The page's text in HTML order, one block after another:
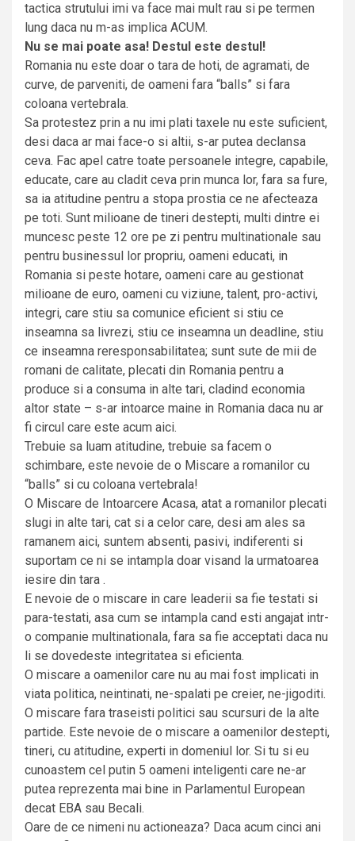
tactica strutului imi va face mai mult rau si pe termen
lung daca nu m-as implica ACUM.
Nu se mai poate asa! Destul este destul!
Romania nu este doar o tara de hoti, de agramati, de
curve, de parveniti, de oameni fara “balls” si fara
coloana vertebrala.
Sa protestez prin a nu imi plati taxele nu este suficient,
desi daca ar mai face-o si altii, s-ar putea declansa
ceva. Fac apel catre toate persoanele integre, capabile,
educate, care au cladit ceva prin munca lor, fara sa fure,
sa ia atitudine pentru a stopa prostia ce ne afecteaza
pe toti. Sunt milioane de tineri destepti, multi dintre ei
muncesc peste 12 ore pe zi pentru multinationale sau
pentru businessul lor propriu, oameni educati, in
Romania si peste hotare, oameni care au gestionat
milioane de euro, oameni cu viziune, talent, pro-activi,
integri, care stiu sa comunice eficient si stiu ce
inseamna sa livrezi, stiu ce inseamna un deadline, stiu
ce inseamna reresponsabilitatea; sunt sute de mii de
romani de calitate, plecati din Romania pentru a
produce si a consuma in alte tari, cladind economia
altor state – s-ar intoarce maine in Romania daca nu ar
fi circul care este acum aici.
Trebuie sa luam atitudine, trebuie sa facem o
schimbare, este nevoie de o Miscare a romanilor cu
“balls” si cu coloana vertebrala!
O Miscare de Intoarcere Acasa, atat a romanilor plecati
slugi in alte tari, cat si a celor care, desi am ales sa
ramanem aici, suntem absenti, pasivi, indiferenti si
suportam ce ni se intampla doar visand la urmatoarea
iesire din tara .
E nevoie de o miscare in care leaderii sa fie testati si
para-testati, asa cum se intampla cand esti angajat intr-
o companie multinationala, fara sa fie acceptati daca nu
li se dovedeste integritatea si eficienta.
O miscare a oamenilor care nu au mai fost implicati in
viata politica, neintinati, ne-spalati pe creier, ne-jigoditi.
O miscare fara traseisti politici sau scursuri de la alte
partide. Este nevoie de o miscare a oamenilor destepti,
tineri, cu atitudine, experti in domeniul lor. Si tu si eu
cunoastem cel putin 5 oameni inteligenti care ne-ar
putea reprezenta mai bine in Parlamentul European
decat EBA sau Becali.
Oare de ce nimeni nu actioneaza? Daca acum cinci ani